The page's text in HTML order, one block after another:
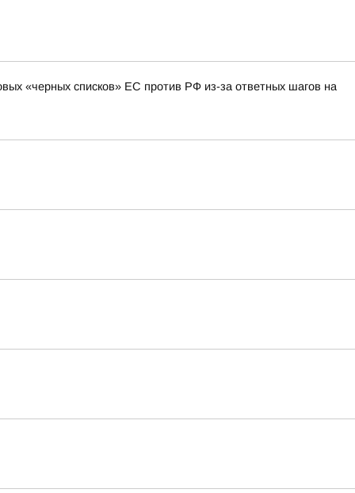
«черных списков» ЕС против РФ из-за ответных шагов на